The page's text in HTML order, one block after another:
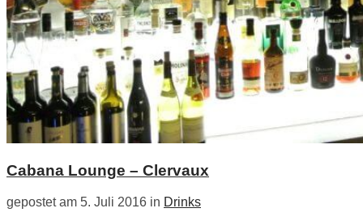
Cabana Lounge – Clervaux
gepostet am 5. Juli 2016 in Drinks